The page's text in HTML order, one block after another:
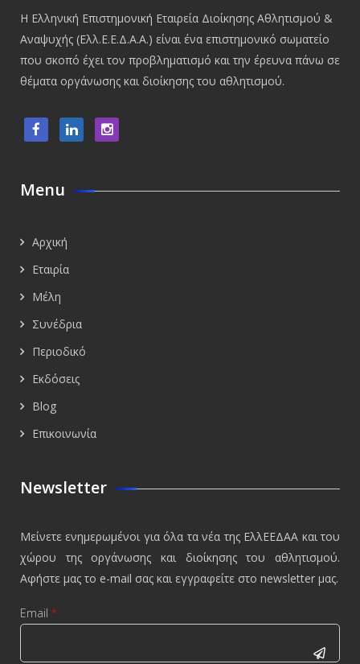
Η Ελληνική Επιστημονική Εταιρεία Διοίκησης Αθλητισμού &
Αναψυχής (Ελλ.Ε.Ε.Δ.Α.Α.) είναι ένα επιστημονικό σωματείο
που σκοπό έχει τον προβληματισμό και την έρευνα πάνω σε
θέματα οργάνωσης και διοίκησης του αθλητισμού.
Menu
Αρχική
Εταιρία
Μέλη
Συνέδρια
Περιοδικό
Εκδόσεις
Blog
Επικοινωνία
Newsletter
Μείνετε ενημερωμένοι για όλα τα νέα της ΕλλΕΕΔΑΑ και του
χώρου της οργάνωσης και διοίκησης του αθλητισμού.
Αφήστε μας το e-mail σας και εγγραφείτε στο newsletter μας.
Email *